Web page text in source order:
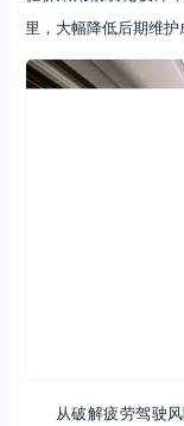
里，大幅降低后期维护
从破解疲劳驾驶